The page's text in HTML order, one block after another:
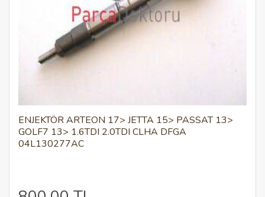
ENJEKTÖR ARTEON 17> JETTA 15> PASSAT 13>
GOLF7 13> 1.6TDI 2.0TDI CLHA DFGA
04L130277AC